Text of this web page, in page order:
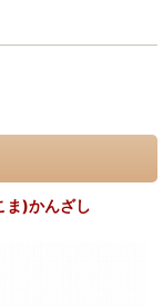
ま)かんざし